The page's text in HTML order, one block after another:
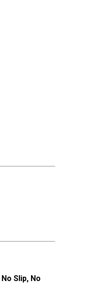
No Slip, No